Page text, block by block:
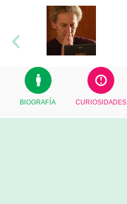
BIOGRAFÍA CURIOSIDADES